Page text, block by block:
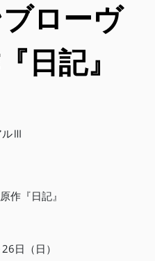
ローヴ
日記』
ルⅢ
作『日記』
日（日）